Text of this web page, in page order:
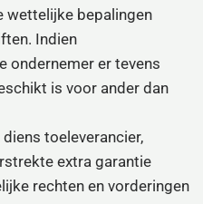
wettelijke bepalingen
Indien
ondernemer er tevens
is voor ander dan
toeleverancier,
extra garantie
rechten en vorderingen